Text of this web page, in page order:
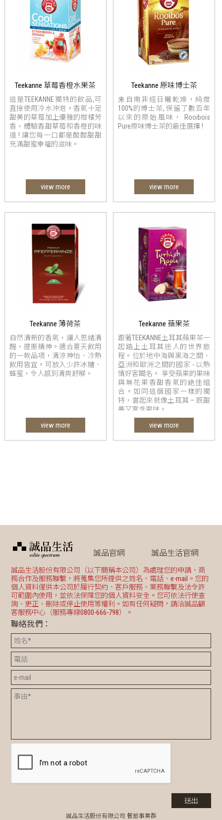
Teekanne 草莓香橙水果茶
這是TEEKANNE獨特的飲品,可
直接使用冷水沖泡。香氣十足
甜美的草莓加上優雅的柑橘芳
香，體驗香甜草莓和香橙的味
道 ! 讓您每一口都是酸酸甜甜
充滿甜蜜幸福的滋味。
view more
Teekanne 原味博士茶
来自南非經日曬乾燥，純度
100%的博士茶, 保留了數百年
以來的原始風味， Rooibois
Pure原味博士茶的最佳選擇 !
view more
Teekanne 薄荷茶
自然清新的香氣，讓人思緒清
醒，提振精神。適合夏天飲用
的一款品項，清涼神怡、冷熱
飲用皆宜。可放入少許冰糖、
蜂蜜，令人感到清爽舒喉。
view more
Teekanne 蘋果茶
跟著TEEKANNE土耳其蘋果茶一
起踏上土耳其迷人的世界旅
程。位於地中海與黑海之間、
亞洲和歐洲之間的國家 - 以熱
情好客聞名。 享受蘋果的果味
與無花果香甜香氣的絶佳組
合。如同這個國家一樣的獨
特，嘗起來就像土耳其 – 既甜
美又富含果味。
view more
誠品官網 誠品生活官網
誠品生活股份有限公司（以下簡稱本公司）為處理您的申請、商
務合作及服務聯繫，將蒐集您所提供之姓名、電話、e-mail。您的
個人資料僅供本公司於履行契約、客戶服務、業務聯繫及法令許
可範圍內使用，並依法保障您的個人資料安全。您可依法行使查
詢、更正、刪除或停止使用等權利。如有任何疑問，請洽誠品顧
客服務中心（服務專線0800-666-798）。
聯絡我們：
誠品生活股份有限公司 餐旅事業群